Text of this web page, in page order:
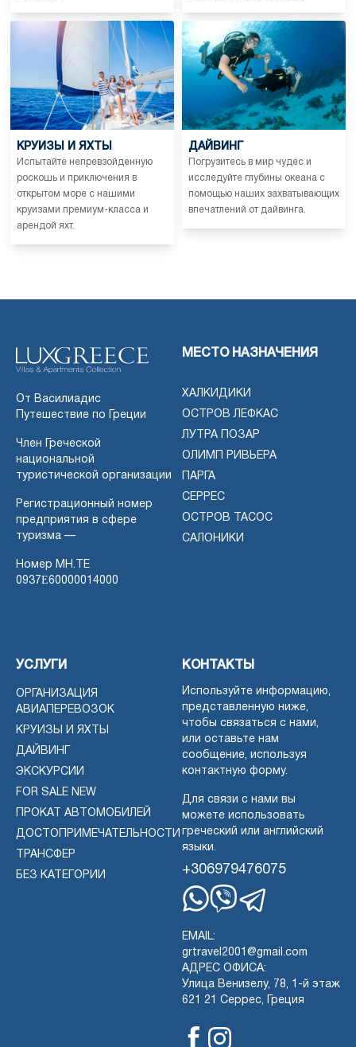
КРУИЗЫ И ЯХТЫ
Испытайте непревзойденную
роскошь и приключения в
открытом море с нашими
круизами премиум-класса и
арендой яхт.
ДАЙВИНГ
Погрузитесь в мир чудес и
исследуйте глубины океана с
помощью наших захватывающих
впечатлений от дайвинга.
От Василиадис
Путешествие по Греции
Член Греческой
национальной
туристической организации
Регистрационный номер
предприятия в сфере
туризма —
Номер MH.TE
0937Ε60000014000
МЕСТО НАЗНАЧЕНИЯ
ХАЛКИДИКИ
ОСТРОВ ЛЕФКАС
ЛУТРА ПОЗАР
ОЛИМП РИВЬЕРА
ПАРГА
СЕРРЕС
ОСТРОВ ТАСОС
САЛОНИКИ
УСЛУГИ
ОРГАНИЗАЦИЯ
АВИАПЕРЕВОЗОК
КРУИЗЫ И ЯХТЫ
ДАЙВИНГ
ЭКСКУРСИИ
FOR SALE NEW
ПРОКАТ АВТОМОБИЛЕЙ
ДОСТОПРИМЕЧАТЕЛЬНОСТИ
ТРАНСФЕР
БЕЗ КАТЕГОРИИ
КОНТАКТЫ
Используйте информацию,
представленную ниже,
чтобы связаться с нами,
или оставьте нам
сообщение, используя
контактную форму.
Для связи с нами вы
можете использовать
греческий или английский
языки.
+306979476075
EMAIL:
grtravel2001@gmail.com
АДРЕС ОФИСА:
Улица Венизелу, 78, 1-й этаж
621 21 Серрес, Греция